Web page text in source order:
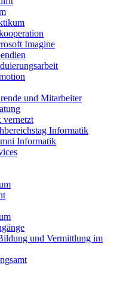
Imagine
und Mitarbeiter
vernetzt
Informatik
Informatik
und Vermittlung im